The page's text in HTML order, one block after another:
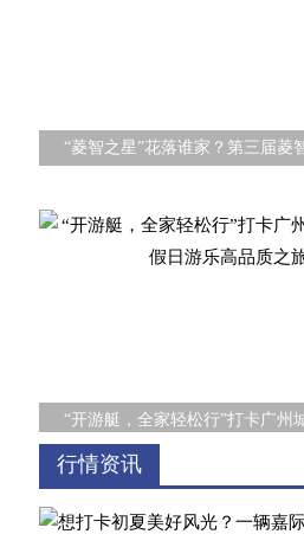
“菱智之星”花落谁家？第三届菱
“开游艇，全家轻松行”打卡广州
行情资讯